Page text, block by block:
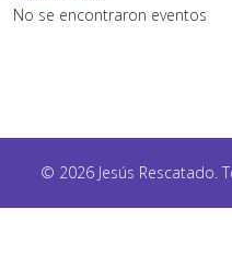
No se encontraron eventos
© 2026 Jesús Rescatado.